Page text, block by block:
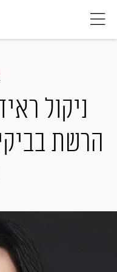
ניקול